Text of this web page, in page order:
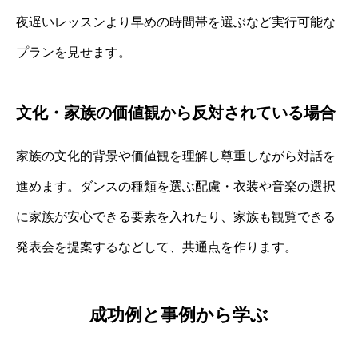
夜遅いレッスンより早めの時間帯を選ぶなど実行可能な
プランを見せます。
文化・家族の価値観から反対されている場合
家族の文化的背景や価値観を理解し尊重しながら対話を
進めます。ダンスの種類を選ぶ配慮・衣装や音楽の選択
に家族が安心できる要素を入れたり、家族も観覧できる
発表会を提案するなどして、共通点を作ります。
成功例と事例から学ぶ